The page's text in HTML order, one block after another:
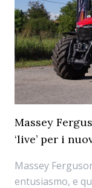
Massey
‘live’ per i
Massey
entusiasmo, e